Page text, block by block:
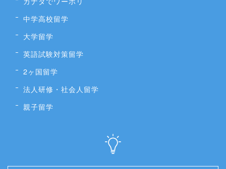
中学高校留学
大学留学
英語試験対策留学
2ヶ国留学
法人研修・社会人留学
親子留学